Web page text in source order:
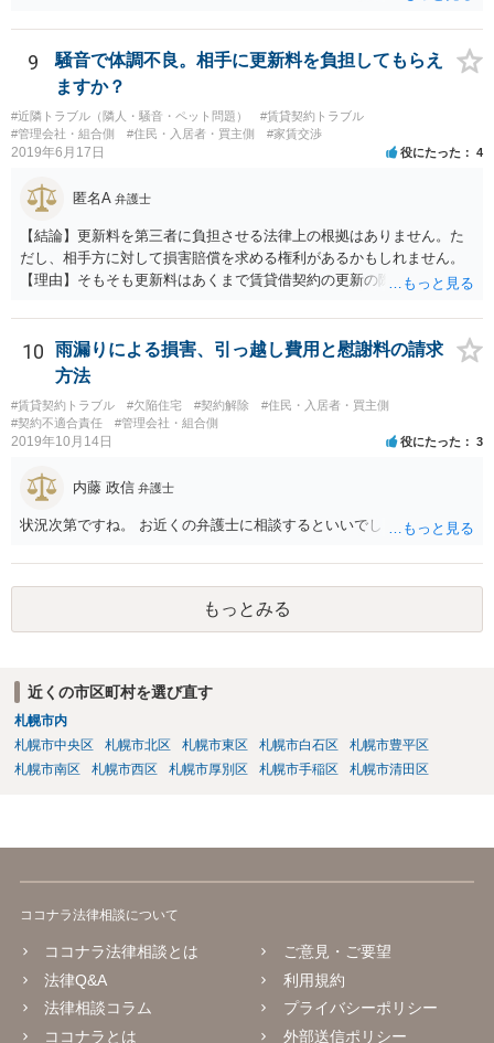
9
騒音で体調不良。相手に更新料を負担してもらえ
ますか？
#近隣トラブル（隣人・騒音・ペット問題）
#賃貸契約トラブル
#管理会社・組合側
#住民・入居者・買主側 #家賃交渉
2019年6月17日 役にたった 4
匿名A 弁護士
【結論】更新料を第三者に負担させる法律上の根拠はありません。た
だし、相手方に対して損害賠償を求める権利があるかもしれません。
【理由】そもそも更新料はあくまで賃貸借契約の更新の際の手数料の
音ですが、まず「受忍限度論」という考え方がありますのでここから
説明します。 誰しも日々の生活をするにあたり、足音・洗濯機・掃除
機・風呂の水音など音を発生させるのはお互い様ですので、音に敏感
な人であっても一定のレベルの音までは甘受しなければなりません。
そして、もし騒音が「一般人基準」で我慢できないレベルの音を継続
的に出している場合は、慰謝料を支払う義務が生じることになりま
もらえないので（逆にクレーマー扱いの憂き目に遭います）、最寄り
の自治体に相談して騒音の測定器を貸してもらうなど、客観的な証拠
を集めるところから始めましょう。 そこまでする精神的な余裕がない
10
雨漏りによる損害、引っ越し費用と慰謝料の請求
方法
#賃貸契約トラブル #欠陥住宅 #契約解除
#住民・入居者・買主側
#契約不適合責任
#管理会社・組合側
2019年10月14日 役にたった 3
内藤 政信 弁護士
状況次第ですね。 お近くの弁護士に相談するといいでしょう。
もっとみる
近くの市区町村を選び直す
札幌市内
札幌市中央区
札幌市北区 札幌市東区 札幌市白石区
札幌市豊平区
札幌市南区
札幌市西区 札幌市厚別区 札幌市手稲区 札幌市清田区
ココナラ法律相談について
ココナラ法律相談とは
法律Q&A
法律相談コラム
ココナラとは
ご意見・ご要望
利用規約
プライバシーポリシー
外部送信ポリシー